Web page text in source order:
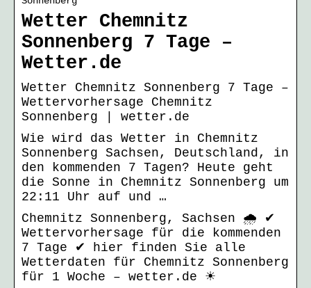
Wetter Chemnitz
Sonnenberg 7 Tage –
Wetter.de
Wetter Chemnitz Sonnenberg 7 Tage –
Wettervorhersage Chemnitz
Sonnenberg | wetter.de
Wie wird das Wetter in Chemnitz
Sonnenberg Sachsen, Deutschland, in
den kommenden 7 Tagen? Heute geht
die Sonne in Chemnitz Sonnenberg um
22:11 Uhr auf und …
Chemnitz Sonnenberg, Sachsen 🌧️ ✔
Wettervorhersage für die kommenden
7 Tage ✔ hier finden Sie alle
Wetterdaten für Chemnitz Sonnenberg
für 1 Woche – wetter.de ☀